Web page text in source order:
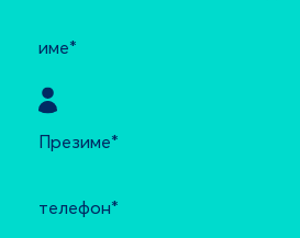
име*
Презиме*
телефон*